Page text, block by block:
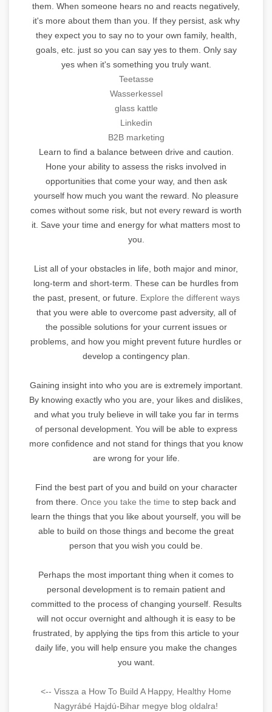
them. When someone hears no and reacts negatively,
it's more about them than you. If they persist, ask why
they expect you to say no to your own family, health,
goals, etc. just so you can say yes to them. Only say
yes when it's something you truly want.
Teetasse
Wasserkessel
glass kattle
Linkedin
B2B marketing
Learn to find a balance between drive and caution.
Hone your ability to assess the risks involved in
opportunities that come your way, and then ask
yourself how much you want the reward. No pleasure
comes without some risk, but not every reward is worth
it. Save your time and energy for what matters most to
you.
List all of your obstacles in life, both major and minor,
long-term and short-term. These can be hurdles from
the past, present, or future.
Explore the different ways
that you were able to overcome past adversity, all of
the possible solutions for your current issues or
problems, and how you might prevent future hurdles or
develop a contingency plan.
Gaining insight into who you are is extremely important.
By knowing exactly who you are, your likes and dislikes,
and what you truly believe in will take you far in terms
of personal development. You will be able to express
more confidence and not stand for things that you know
are wrong for your life.
Find the best part of you and build on your character
from there. Once you take the time to step back and
learn the things that you like about yourself, you will be
able to build on those things and become the great
person that you wish you could be.
Perhaps the most important thing when it comes to
personal development is to remain patient and
committed to the process of changing yourself. Results
will not occur overnight and although it is easy to be
frustrated, by applying the tips from this article to your
daily life, you will help ensure you make the changes
you want.
<-- Vissza a How To Build A Happy, Healthy Home
Nagyrábé Hajdú-Bihar megye blog oldalra!